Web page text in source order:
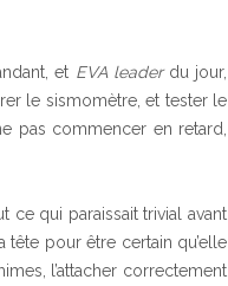
et EVA leaderdu jour,
le sismomètre, et tester le
pas commencer en retard,
ce qui paraissait trivial avant
pour être certain qu’elle
l’attacher correctement